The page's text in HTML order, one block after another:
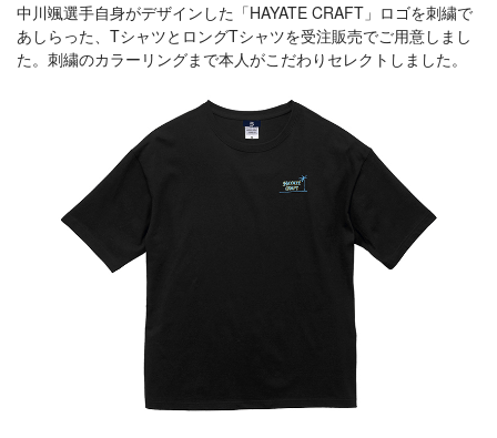
中川颯選手自身がデザインした「HAYATE CRAFT」ロゴを刺繍で
あしらった、TシャツとロングTシャツを受注販売でご用意しまし
た。刺繍のカラーリングまで本人がこだわりセレクトしました。